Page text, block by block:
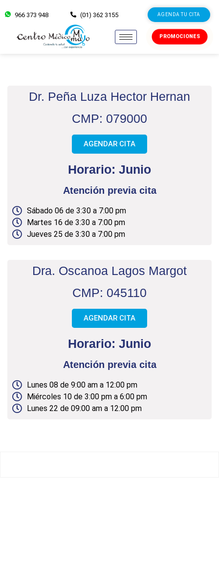
966 373 948 (01) 362 3155 AGENDA TU CITA
PROMOCIONES
Dr. Peña Luza Hector Hernan
CMP: 079000
AGENDAR CITA
Horario: Junio
Atención previa cita
Sábado 06 de 3:30 a 7:00 pm
Martes 16 de 3:30 a 7:00 pm
Jueves 25 de 3:30 a 7:00 pm
Dra. Oscanoa Lagos Margot
CMP: 045110
AGENDAR CITA
Horario: Junio
Atención previa cita
Lunes 08 de 9:00 am a 12:00 pm
Miércoles 10 de 3:00 pm a 6:00 pm
Lunes 22 de 09:00 am a 12:00 pm